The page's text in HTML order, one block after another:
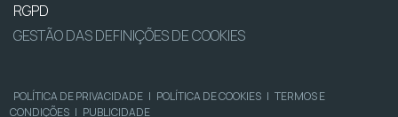
RGPD
GESTÃO DAS DEFINIÇÕES DE COOKIES
POLÍTICA DE PRIVACIDADE | POLÍTICA DE COOKIES | TERMOS E
CONDIÇÕES | PUBLICIDADE